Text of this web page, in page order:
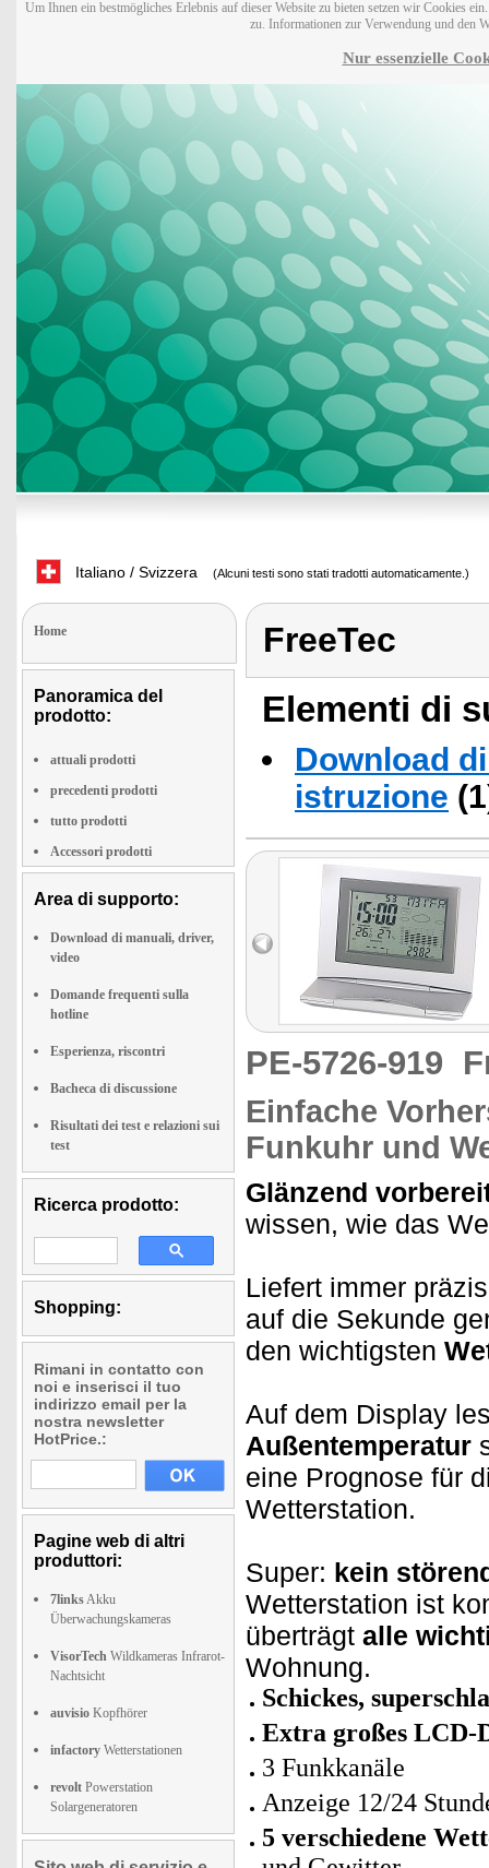
Um Ihnen ein bestmögliches Erlebnis auf dieser Website zu bieten setzen wir Cookies
zu. Informationen zur Verwendung und den
Nur essenzielle
Italiano / Svizzera (Alcuni testi sono stati tradotti automaticamente.)
Home
Panoramica del
prodotto:
attuali prodotti
precedenti prodotti
tutto prodotti
Accessori prodotti
Area di supporto:
Download di manuali, driver,
video
Domande frequenti sulla
hotline
Esperienza, riscontri
Bacheca di discussione
Risultati dei test e relazioni sui
test
Ricerca prodotto:
Shopping:
Rimani in contatto con
noi e inserisci il tuo
indirizzo email per la
nostra newsletter
HotPrice.:
Pagine web di altri
produttori:
7linksAkku
Überwachungskameras
VisorTech Wildkameras Infrarot-
Nachtsicht
auvisio Kopfhörer
infactory Wetterstationen
revolt Powerstation
Solargeneratoren
FreeTec
Elementi di
Download
istruzione
PE-5726-919
Einfache
Funkuhr und
Glänzend
wissen, wie das
Liefert immer
auf die Sekunde
den wichtigsten
Auf dem Display
Außentemperatur
eine Prognose für
Wetterstation.
Super: kein
Wetterstation ist
überträgt alle
Wohnung.
Schickes,
Extra großes LCD-
3 Funkkanäle
Anzeige 12/24
5 verschiedene